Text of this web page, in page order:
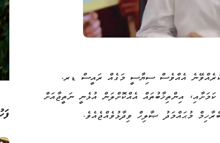
އެއްވެސް ސިޔާސީ މަގެއް ރައީސް ޑރ.
އިންތިޚާބުތައް އެއްކޮށްލަން އުޅެނީ ނަތީޖާއަށް
މުޙައްމަދު ޞާލިހް ވިދާޅުވެއްޖެއެވެ.